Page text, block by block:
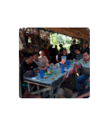
WN
JOGJA
WN